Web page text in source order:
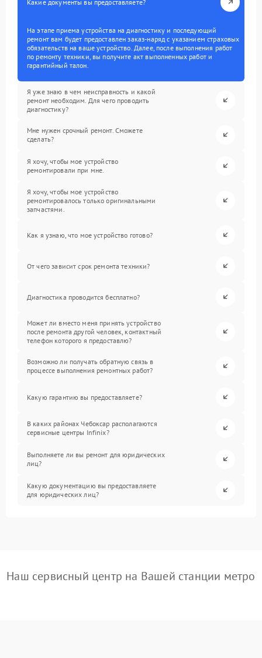
Какие документы вы предоставляете?
На этапе приема устройства на диагностику и последующий
ремонт вам будет предоставлен заказ-наряд с указанием страховых
обязательств на ваше устройство. Далее, после выполнения работ
по ремонту техники, вы получите акт выполненных работ и
гарантийный талон.
Я уже знаю в чем неисправность и какой
ремонт необходим. Для чего проводить
диагностику?
Мне нужен срочный ремонт. Сможете
сделать?
Я хочу, чтобы мое устройство
ремонтировали при мне.
Я хочу, чтобы мое устройство
ремонтировалось только оригинальными
запчастями.
Как я узнаю, что мое устройство готово?
От чего зависит срок ремонта техники?
Диагностика проводится бесплатно?
Может ли вместо меня принять устройство
после ремонта другой человек, контактный
телефон которого я предоставлю?
Возможно ли получать обратную связь в
процессе выполнения ремонтных работ?
Какую гарантию вы предоставляете?
В каких районах Чебоксар располагаются
сервисные центры Infinix?
Выполняете ли вы ремонт для юридических
лиц?
Какую документацию вы предоставляете
для юридических лиц?
Наш сервисный центр на Вашей станции метро